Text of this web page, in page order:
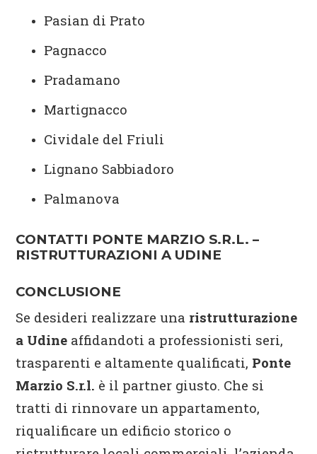
Pasian di Prato
Pagnacco
Pradamano
Martignacco
Cividale del Friuli
Lignano Sabbiadoro
Palmanova
CONTATTI PONTE MARZIO S.R.L. –
RISTRUTTURAZIONI A UDINE
CONCLUSIONE
Se desideri realizzare una ristrutturazione
a Udine affidandoti a professionisti seri,
trasparenti e altamente qualificati, Ponte
Marzio S.r.l. è il partner giusto. Che si
tratti di rinnovare un appartamento,
riqualificare un edificio storico o